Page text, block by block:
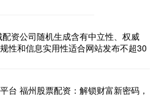
资公司随机生成含有中立性、权威
性和信息实用性适合网站发布不超30
台 福州股票配资：解锁财富新密码，